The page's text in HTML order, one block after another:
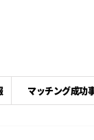
マッチング成功